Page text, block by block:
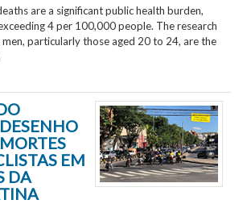
are a significant public health burden,
4 per 100,000 people. The research
particularly those aged 20 to 24, are the
EM
DA